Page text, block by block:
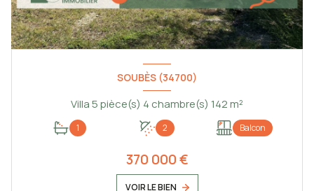
SOUBÈS (34700)
Villa 5 pièce(s) 4 chambre(s) 142 m²
1 2 Balcon
370 000 €
VOIR LE BIEN